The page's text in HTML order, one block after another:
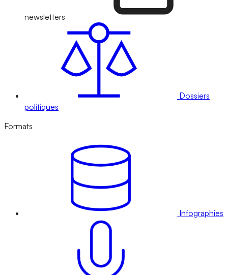
newsletters
Dossiers
politiques
Formats
Infographies